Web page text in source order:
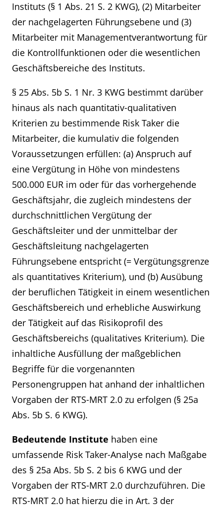
Instituts (§ 1 Abs. 21 S. 2 KWG), (2) Mitarbeiter
der nachgelagerten Führungsebene und (3)
Mitarbeiter mit Managementverantwortung für
die Kontrollfunktionen oder die wesentlichen
Geschäftsbereiche des Instituts.
§ 25 Abs. 5b S. 1 Nr. 3 KWG bestimmt darüber
hinaus als nach quantitativ-qualitativen
Kriterien zu bestimmende Risk Taker die
Mitarbeiter, die kumulativ die folgenden
Voraussetzungen erfüllen: (a) Anspruch auf
eine Vergütung in Höhe von mindestens
500.000 EUR im oder für das vorhergehende
Geschäftsjahr, die zugleich mindestens der
durchschnittlichen Vergütung der
Geschäftsleiter und der unmittelbar der
Geschäftsleitung nachgelagerten
Führungsebene entspricht (= Vergütungsgrenze
als quantitatives Kriterium), und (b) Ausübung
der beruflichen Tätigkeit in einem wesentlichen
Geschäftsbereich und erhebliche Auswirkung
der Tätigkeit auf das Risikoprofil des
Geschäftsbereichs (qualitatives Kriterium). Die
inhaltliche Ausfüllung der maßgeblichen
Begriffe für die vorgenannten
Personengruppen hat anhand der inhaltlichen
Vorgaben der RTS-MRT 2.0 zu erfolgen (§ 25a
Abs. 5b S. 6 KWG).
Bedeutende Institute haben eine
umfassende Risk Taker-Analyse nach Maßgabe
des § 25a Abs. 5b S. 2 bis 6 KWG und der
Vorgaben der RTS-MRT 2.0 durchzuführen. Die
RTS-MRT 2.0 hat hierzu die in Art. 3 der